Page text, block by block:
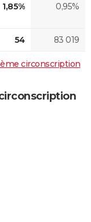
1,85% 0,95%
54 83 019
circonscription